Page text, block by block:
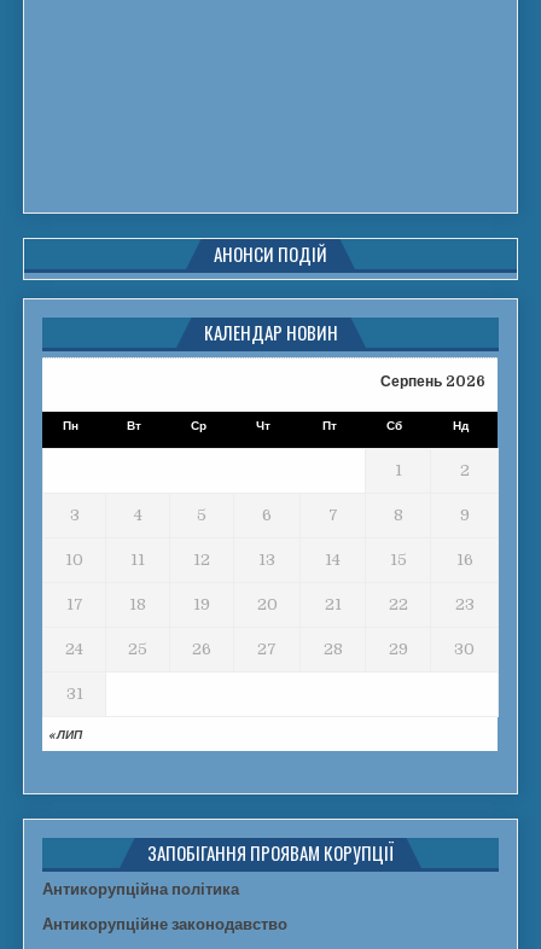
АНОНСИ ПОДІЙ
КАЛЕНДАР НОВИН
Серпень 2026
Пн Вт Ср Чт Пт Сб Нд
« ЛИП
1 2
3 4 5 6 7 8 9
10 11 12 13 14 15 16
17 18 19 20 21 22 23
24 25 26 27 28 29 30
31
ЗАПОБІГАННЯ ПРОЯВАМ КОРУПЦІЇ
Антикорупційна політика
Антикорупційне законодавство